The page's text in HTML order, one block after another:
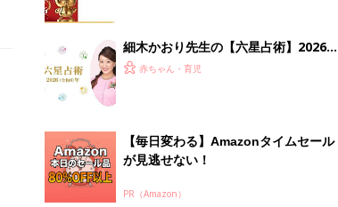
細木かおり先生の【六星占術】2026
年の運命
赤ちゃん・育児
【毎日変わる】Amazonタイムセール
が見逃せない！
PR（Amazon）